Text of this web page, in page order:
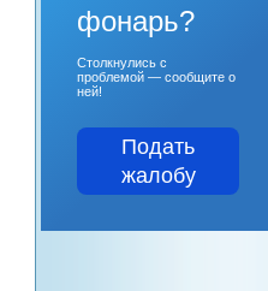
фонарь?
Столкнулись с
проблемой — сообщите о
ней!
Подать
жалобу